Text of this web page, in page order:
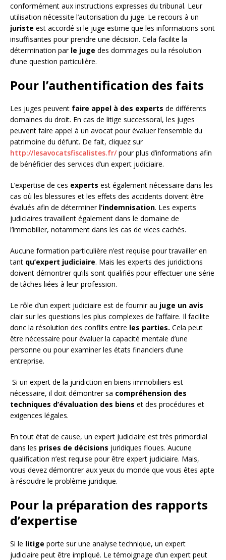
conformément aux instructions expresses du tribunal. Leur
utilisation nécessite l’autorisation du juge. Le recours à un
juriste est accordé si le juge estime que les informations sont
insuffisantes pour prendre une décision. Cela facilite la
détermination par le juge des dommages ou la résolution
d’une question particulière.
Pour l’authentification des faits
Les juges peuvent faire appel à des experts de différents
domaines du droit. En cas de litige successoral, les juges
peuvent faire appel à un avocat pour évaluer l’ensemble du
patrimoine du défunt. De fait, cliquez sur
http://lesavocatsfiscalistes.fr/pour plus d’informations afin
de bénéficier des services d’un expert judiciaire.
L’expertise de ces experts est également nécessaire dans les
cas où les blessures et les effets des accidents doivent être
évalués afin de déterminer l’indemnisation. Les experts
judiciaires travaillent également dans le domaine de
l’immobilier, notamment dans les cas de vices cachés.
Aucune formation particulière n’est requise pour travailler en
tant qu’expert judiciaire. Mais les experts des juridictions
doivent démontrer qu’ils sont qualifiés pour effectuer une série
de tâches liées à leur profession.
Le rôle d’un expert judiciaire est de fournir au juge un avis
clair sur les questions les plus complexes de l’affaire. Il facilite
donc la résolution des conflits entre les parties. Cela peut
être nécessaire pour évaluer la capacité mentale d’une
personne ou pour examiner les états financiers d’une
entreprise.
Si un expert de la juridiction en biens immobiliers est
nécessaire, il doit démontrer sa compréhension des
techniques d’évaluation des biens et des procédures et
exigences légales.
En tout état de cause, un expert judiciaire est très primordial
dans les prises de décisions juridiques floues. Aucune
qualification n’est requise pour être expert judiciaire. Mais,
vous devez démontrer aux yeux du monde que vous êtes apte
à résoudre le problème juridique.
Pour la préparation des rapports
d’expertise
Si le litige porte sur une analyse technique, un expert
judiciaire peut être impliqué. Le témoignage d’un expert peut